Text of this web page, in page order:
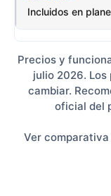
Incluidos en
Precios y
julio 2026.
cambiar.
oficial del
Ver